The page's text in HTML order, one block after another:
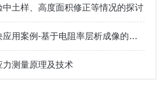
土样、高度面积修正等情况的探讨
电阻层析成像模块应用案例-基于电阻率层析成像的三维旋喷灌注加固形态监测
测量原理及技术